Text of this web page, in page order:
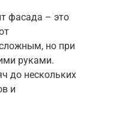
фасада – это
но при
руками.
до нескольких
и